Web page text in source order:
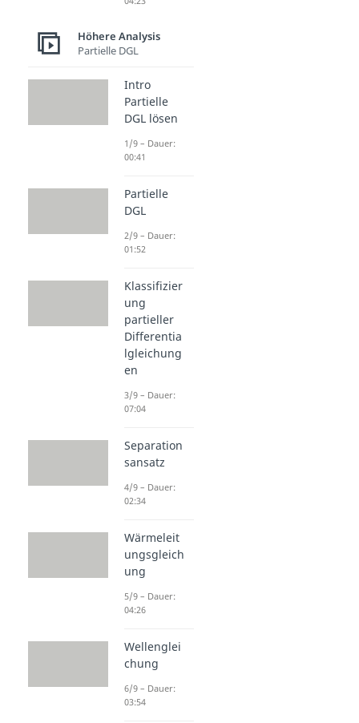
Höhere Analysis
Partielle DGL
Intro
Partielle
DGL lösen
1/9 – Dauer:
00:41
Partielle
DGL
2/9 – Dauer:
01:52
Klassifizier
ung
partieller
Differentia
lgleichung
en
3/9 – Dauer:
07:04
Separation
sansatz
4/9 – Dauer:
02:34
Wärmeleit
ungsgleich
ung
5/9 – Dauer:
04:26
Wellenglei
chung
6/9 – Dauer:
03:54